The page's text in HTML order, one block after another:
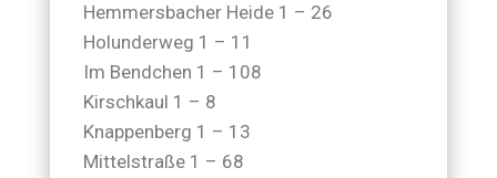
Hemmersbacher Heide 1 – 26
Holunderweg 1 – 11
Im Bendchen 1 – 108
Kirschkaul 1 – 8
Knappenberg 1 – 13
Mittelstraße 1 – 68